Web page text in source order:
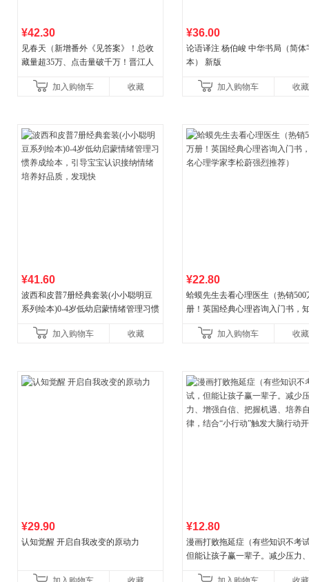
¥42.30
见春天（新增番外《见答案》！总收
藏量超35万、点击量破千万！晋江人
加入购物车
收藏
¥36.00
论语译注 杨伯峻 中华书局（简体
本） 新版
加入购物车 收藏
¥41.60
波西和皮普7册经典套装(小小聪明豆
系列绘本)0-4岁低幼启蒙情绪管理习惯
养好品质，发现快
加入购物车 收藏
¥22.80
蛤蟆先生去看心理医生（热销500
册！英国经典心理咨询入门书，
加入购物车
收藏
¥29.90
认知觉醒 开启自我改变的原动力
¥12.80
漫画打败拖延症（有些知识不考
但能让孩子赢一辈子。减少压力